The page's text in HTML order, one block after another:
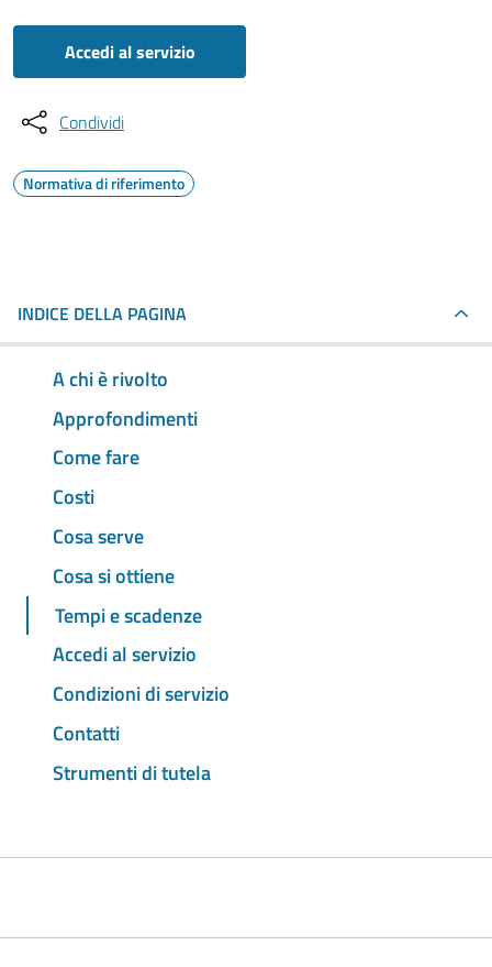
Accedi al servizio
Condividi
Normativa di riferimento
INDICE DELLA PAGINA
A chi è rivolto
Approfondimenti
Come fare
Costi
Cosa serve
Cosa si ottiene
Tempi e scadenze
Accedi al servizio
Condizioni di servizio
Contatti
Strumenti di tutela